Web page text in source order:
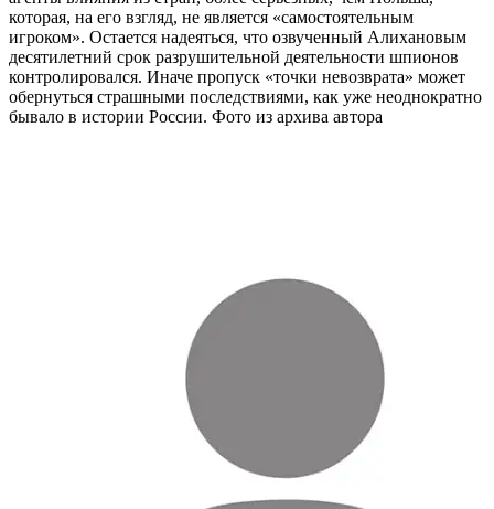
которая, на его взгляд, не является «самостоятельным
игроком». Остается надеяться, что озвученный Алихановым
десятилетний срок разрушительной деятельности шпионов
контролировался. Иначе пропуск «точки невозврата» может
обернуться страшными последствиями, как уже неоднократно
бывало в истории России. Фото из архива автора